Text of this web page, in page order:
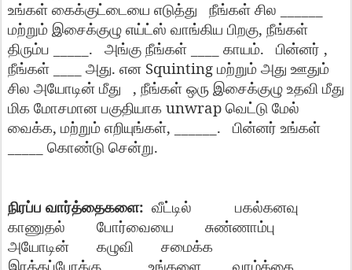
உங்கள் கைக்குட்டையை எடுத்து நீங்கள் சில
மற்றும் இசைக்குழு எய்ட்ஸ் வாங்கிய பிறகு, நீங்கள்
திரும்ப
_____. அங்கு நீங்கள் காயம். பின்னர் ,
நீங்கள் அது. என Squinting மற்றும் அது ஊதும்
சில அயோடின் மீது , நீங்கள் ஒரு இசைக்குழு உதவி மீது
மிக மோசமான பகுதியாக unwrap வெட்டு மேல்
வைக்க, மற்றும் எறியுங்கள், ______. பின்னர் உங்கள்
கொண்டு சென்று.
நிரப்ப வார்த்தைகளை: வீட்டில்
பகல்கனவு
காணுதல்
போர்வையை
சுண்ணாம்பு
அயோடின்
கழுவி
சமைக்க
இரத்தப்போக்கு
உங்களை வாழ்க்கை